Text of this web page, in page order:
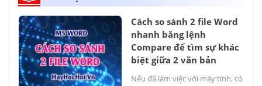
Cách so sánh 2 file Word
nhanh bằng lệnh
Compare để tìm sự khác
biệt giữa 2 văn bản
Nếu đã làm việc với máy tính, có